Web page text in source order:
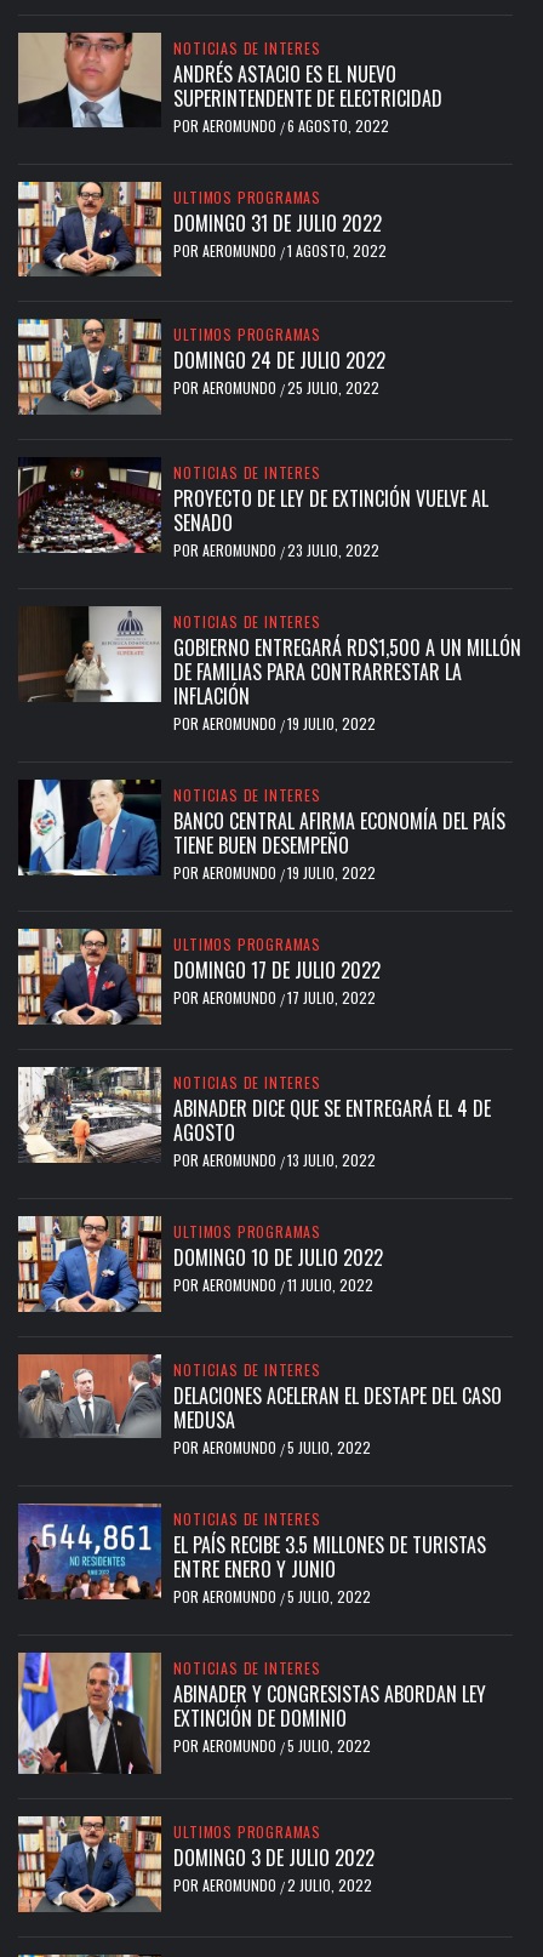
NOTICIAS DE INTERES
ANDRÉS ASTACIO ES EL NUEVO
SUPERINTENDENTE DE ELECTRICIDAD
POR AEROMUNDO /6 AGOSTO, 2022
ULTIMOS PROGRAMAS
DOMINGO 31 DE JULIO 2022
POR AEROMUNDO /1 AGOSTO, 2022
ULTIMOS PROGRAMAS
DOMINGO 24 DE JULIO 2022
POR AEROMUNDO /25 JULIO, 2022
NOTICIAS DE INTERES
PROYECTO DE LEY DE EXTINCIÓN VUELVE AL
SENADO
POR AEROMUNDO /23 JULIO, 2022
NOTICIAS DE INTERES
GOBIERNO ENTREGARÁ RD$1,500 A UN MILLÓN
DE FAMILIAS PARA CONTRARRESTAR LA
INFLACIÓN
POR AEROMUNDO /19 JULIO, 2022
NOTICIAS DE INTERES
BANCO CENTRAL AFIRMA ECONOMÍA DEL PAÍS
TIENE BUEN DESEMPEÑO
POR AEROMUNDO /19 JULIO, 2022
ULTIMOS PROGRAMAS
DOMINGO 17 DE JULIO 2022
POR AEROMUNDO /17 JULIO, 2022
NOTICIAS DE INTERES
ABINADER DICE QUE SE ENTREGARÁ EL 4 DE
AGOSTO
POR AEROMUNDO /13 JULIO, 2022
ULTIMOS PROGRAMAS
DOMINGO 10 DE JULIO 2022
POR AEROMUNDO /11 JULIO, 2022
NOTICIAS DE INTERES
DELACIONES ACELERAN EL DESTAPE DEL CASO
MEDUSA
POR AEROMUNDO /5 JULIO, 2022
NOTICIAS DE INTERES
EL PAÍS RECIBE 3.5 MILLONES DE TURISTAS
ENTRE ENERO Y JUNIO
POR AEROMUNDO /5 JULIO, 2022
NOTICIAS DE INTERES
ABINADER Y CONGRESISTAS ABORDAN LEY
EXTINCIÓN DE DOMINIO
POR AEROMUNDO /5 JULIO, 2022
ULTIMOS PROGRAMAS
DOMINGO 3 DE JULIO 2022
POR AEROMUNDO /2 JULIO, 2022